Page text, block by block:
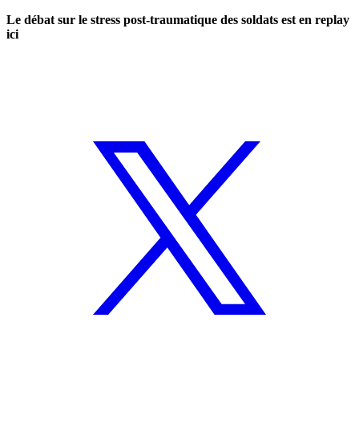
Le débat sur le stress post-traumatique des soldats est en replay
ici